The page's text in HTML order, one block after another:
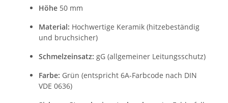
Höhe 50 mm
Material: Hochwertige Keramik (hitzebeständig
und bruchsicher)
Schmelzeinsatz: gG (allgemeiner Leitungsschutz)
Farbe: Grün (entspricht 6A-Farbcode nach DIN
VDE 0636)